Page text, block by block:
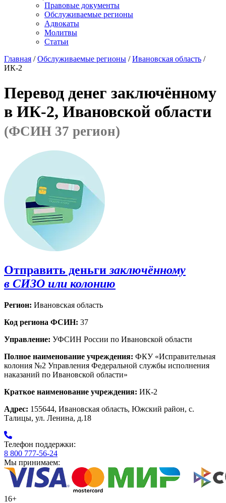
Правовые документы
Обслуживаемые регионы
Адвокаты
Молитвы
Статьи
Главная /Обслуживаемые регионы /Ивановская область /
ИК-2
Перевод денег заключённому
в ИК-2, Ивановской области
(ФСИН 37 регион)
Отправить деньги заключённому
в СИЗО или колонию
Регион: Ивановская область
Код региона ФСИН: 37
Управление: УФСИН России по Ивановской области
Полное наименование учреждения: ФКУ «Исправительная
колония №2 Управления Федеральной службы исполнения
наказаний по Ивановской области»
Краткое наименование учреждения: ИК-2
Адрес: 155644, Ивановская область, Южский район, с.
Талицы, ул. Ленина, д.18
Телефон поддержки:
8 800 777-56-24
Мы принимаем:
16+